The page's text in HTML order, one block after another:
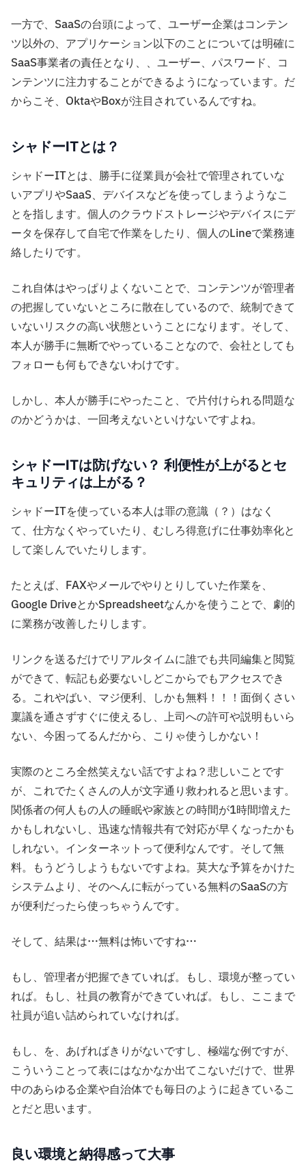
一方で、SaaSの台頭によって、ユーザー企業はコンテン
ツ以外の、アプリケーション以下のことについては明確に
SaaS事業者の責任となり、、ユーザー、パスワード、コ
ンテンツに注力することができるようになっています。だ
からこそ、OktaやBoxが注目されているんですね。
シャドーITとは？
シャドーITとは、勝手に従業員が会社で管理されていな
いアプリやSaaS、デバイスなどを使ってしまうようなこ
とを指します。個人のクラウドストレージやデバイスにデ
ータを保存して自宅で作業をしたり、個人のLineで業務連
絡したりです。
これ自体はやっぱりよくないことで、コンテンツが管理者
の把握していないところに散在しているので、統制できて
いないリスクの高い状態ということになります。そして、
本人が勝手に無断でやっていることなので、会社としても
フォローも何もできないわけです。
しかし、本人が勝手にやったこと、で片付けられる問題な
のかどうかは、一回考えないといけないですよね。
シャドーITは防げない？ 利便性が上がるとセ
キュリティは上がる？
シャドーITを使っている本人は罪の意識（？）はなく
て、仕方なくやっていたり、むしろ得意げに仕事効率化と
して楽しんでいたりします。
たとえば、FAXやメールでやりとりしていた作業を、
Google DriveとかSpreadsheetなんかを使うことで、劇的
に業務が改善したりします。
リンクを送るだけでリアルタイムに誰でも共同編集と閲覧
ができて、転記も必要ないしどこからでもアクセスでき
る。これやばい、マジ便利、しかも無料！！！面倒くさい
稟議を通さずすぐに使えるし、上司への許可や説明もいら
ない、今困ってるんだから、こりゃ使うしかない！
実際のところ全然笑えない話ですよね？悲しいことです
が、これでたくさんの人が文字通り救われると思います。
関係者の何人もの人の睡眠や家族との時間が1時間増えた
かもしれないし、迅速な情報共有で対応が早くなったかも
しれない。インターネットって便利なんです。そして無
料。もうどうしようもないですよね。莫大な予算をかけた
システムより、そのへんに転がっている無料のSaaSの方
が便利だったら使っちゃうんです。
そして、結果は…無料は怖いですね…
もし、管理者が把握できていれば。もし、環境が整ってい
れば。もし、社員の教育ができていれば。もし、ここまで
社員が追い詰められていなければ。
もし、を、あげればきりがないですし、極端な例ですが、
こういうことって表にはなかなか出てこないだけで、世界
中のあらゆる企業や自治体でも毎日のように起きているこ
とだと思います。
良い環境と納得感って大事